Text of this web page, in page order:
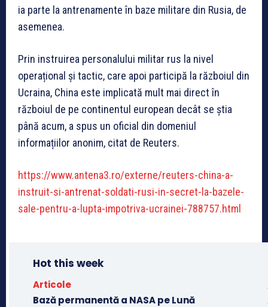
ia parte la antrenamente în baze militare din Rusia, de
asemenea.
Prin instruirea personalului militar rus la nivel
operațional și tactic, care apoi participă la războiul din
Ucraina, China este implicată mult mai direct în
războiul de pe continentul european decât se știa
până acum, a spus un oficial din domeniul
informațiilor anonim, citat de Reuters.
https://www.antena3.ro/externe/reuters-china-a-
instruit-si-antrenat-soldati-rusi-in-secret-la-bazele-
sale-pentru-a-lupta-impotriva-ucrainei-788757.html
Hot this week
Articole
Bază permanentă a NASA pe Lună